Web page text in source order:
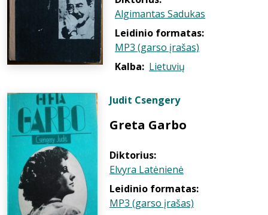
Algimantas Sadukas
Leidinio formatas:
MP3 (garso įrašas)
Kalba: Lietuvių
Judit Csengery
Greta Garbo
Diktorius:
Elvyra Latėnienė
Leidinio formatas:
MP3 (garso įrašas)